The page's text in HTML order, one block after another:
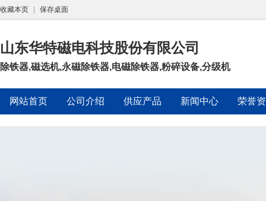
收藏本页 保存桌面
山东华特磁电科技股份有限公司
除铁器,磁选机,永磁除铁器,电磁除铁器,粉碎设备,分级机
网站首页 公司介绍 供应产品 新闻中心 荣誉